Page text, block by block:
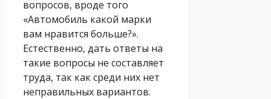
вопросов, вроде того
«Автомобиль какой марки
вам нравится больше?».
Естественно, дать ответы на
такие вопросы не составляет
труда, так как среди них нет
неправильных вариантов.